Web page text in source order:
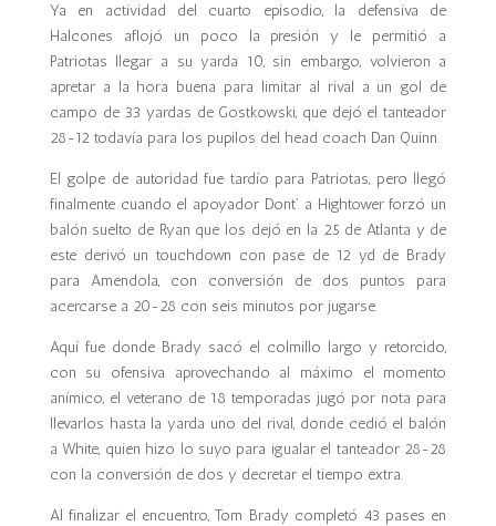
Ya en actividad del cuarto episodio, la defensiva de
Halcones aflojó un poco la presión y le permitió a
Patriotas llegar a su yarda 10, sin embargo, volvieron a
apretar a la hora buena para limitar al rival a un gol de
campo de 33 yardas de Gostkowski, que dejó el tanteador
28-12 todavía para los pupilos del head coach Dan Quinn.
El golpe de autoridad fue tardío para Patriotas, pero llegó
finalmente cuando el apoyador Dont’ a Hightower forzó un
balón suelto de Ryan que los dejó en la 25 de Atlanta y de
este derivó un touchdown con pase de 12 yd de Brady
para Amendola, con conversión de dos puntos para
acercarse a 20-28 con seis minutos por jugarse.
Aquí fue donde Brady sacó el colmillo largo y retorcido,
con su ofensiva aprovechando al máximo el momento
anímico, el veterano de 18 temporadas jugó por nota para
llevarlos hasta la yarda uno del rival, donde cedió el balón
a White, quien hizo lo suyo para igualar el tanteador 28-28
con la conversión de dos y decretar el tiempo extra.
Al finalizar el encuentro, Tom Brady completó 43 pases en